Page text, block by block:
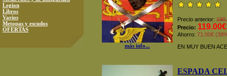
Legion
Libros
Varios
Metopas y escudos
OFERTAS
más info...
Precio anterior:
Precio: 119.00€
Ahorro: 71.00€
EN MUY BUEN
ESPADA